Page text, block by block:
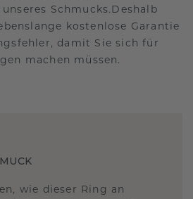
Schmucks.Deshalb
kostenlose Garantie
damit Sie sich für
machen müssen.
wie dieser Ring an